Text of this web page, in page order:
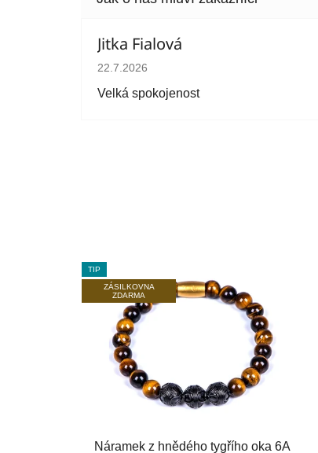
Jitka Fialová
Hodnocení obchodu je 5 z 5 hvězdiček.
22.7.2026
Velká spokojenost
TIP
ZÁSILKOVNA
ZDARMA
Náramek z hnědého tygřího oka 6A